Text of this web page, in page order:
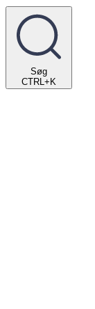
Søg
CTRL+K